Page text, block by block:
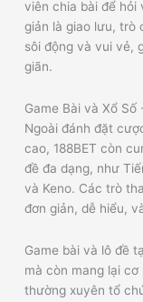
viên chia bài để hỏi
giản là giao lưu, trò
sôi động và vui vẻ,
giãn.
Game Bài và Xổ
Ngoài đánh đặt
cao, 188BET còn
đề đa dạng, như
và Keno. Các trò
đơn giản, dễ hiểu,
Game bài và lô đề
mà còn mang lại
thường xuyên tổ